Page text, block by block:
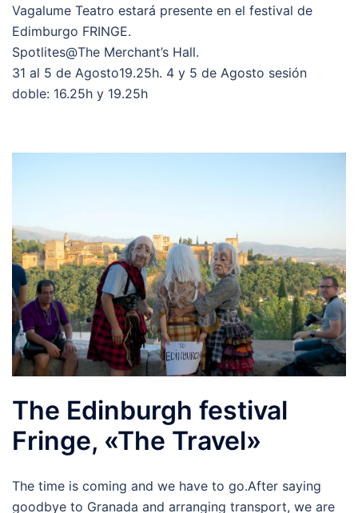
Vagalume Teatro estará presente en el festival de
Edimburgo FRINGE.
Spotlites@The Merchant’s Hall.
31 al 5 de Agosto19.25h. 4 y 5 de Agosto sesión
doble: 16.25h y 19.25h
The Edinburgh festival
Fringe, «The Travel»
The time is coming and we have to go.After saying
goodbye to Granada and arranging transport, we are